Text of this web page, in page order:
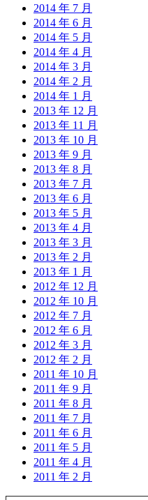
2014 年 7 月
2014 年 6 月
2014 年 5 月
2014 年 4 月
2014 年 3 月
2014 年 2 月
2014 年 1 月
2013 年 12 月
2013 年 11 月
2013 年 10 月
2013 年 9 月
2013 年 8 月
2013 年 7 月
2013 年 6 月
2013 年 5 月
2013 年 4 月
2013 年 3 月
2013 年 2 月
2013 年 1 月
2012 年 12 月
2012 年 10 月
2012 年 7 月
2012 年 6 月
2012 年 3 月
2012 年 2 月
2011 年 10 月
2011 年 9 月
2011 年 8 月
2011 年 7 月
2011 年 6 月
2011 年 5 月
2011 年 4 月
2011 年 2 月
输入您的电子邮件…